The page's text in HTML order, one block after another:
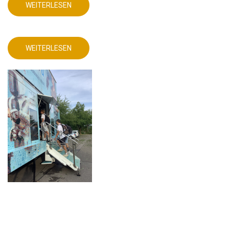
WEITERLESEN ÜBER
MINT
FREUNDLICHE
FRIEDRICH-
ABEL-
GYMNASIUM
WEITERLESEN ÜBER
MINT
FREUNDLICHE
SCHULE
ABEL-